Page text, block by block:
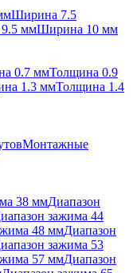
Ширина 7.5
ммШирина 10 мм
0.7 ммТолщина 0.9
1.3 ммТолщина 1.4
Монтажные
38 ммДиапазон
зажима 44
48 ммДиапазон
зажима 53
57 ммДиапазон